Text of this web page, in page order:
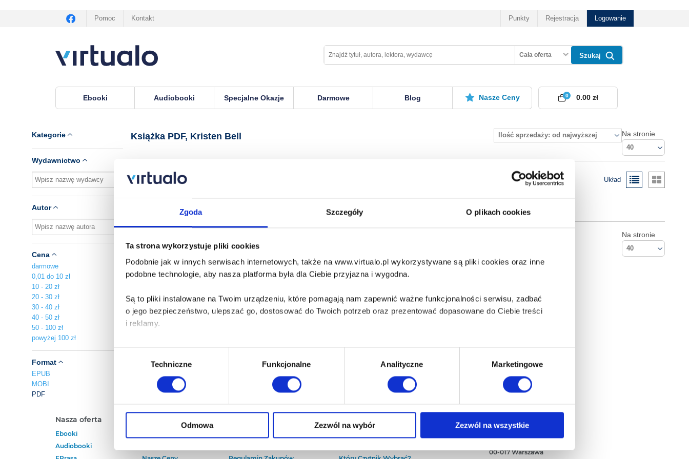
Zgoda Szczegóły O plikach cookies
Ta strona wykorzystuje pliki cookies
Podobnie jak w innych serwisach internetowych, także na www.virtualo.pl wykorzystywane są pliki cookies oraz inne
podobne technologie, aby nasza platforma była dla Ciebie przyjazna i wygodna.
Są to pliki instalowane na Twoim urządzeniu, które pomagają nam zapewnić ważne funkcjonalności serwisu, zadbać
o jego bezpieczeństwo, ulepszać go, dostosować do Twoich potrzeb oraz prezentować dopasowane do Ciebie treści
i reklamy.
Poza plikami, które są nam niezbędne do prawidłowego i bezpiecznego działania serwisu - są także takie, które wymagają
Twojej zgody.
Każda udzielona zgoda poprawi Twoje doświadczenia jeśli jesteś naszym Użytkownikiem.
Wybór
Techniczne Funkcjonalne Analityczne Marketingowe
Odmowa Zezwól na wybór Zezwól na wszystkie
Pomoc Kontakt Punkty Rejestracja Logowanie
Cała oferta Szukaj
Ebooki Audiobooki Specjalne Okazje Darmowe Blog Nasze Ceny 0
0.00 zł
Kategorie
Wydawnictwo
Autor
Cena
darmowe
0,01 do 10 zł
10 - 20 zł
20 - 30 zł
30 - 40 zł
40 - 50 zł
50 - 100 zł
powyżej 100 zł
Format
EPUB
MOBI
PDF
Książka PDF, Kristen Bell Ilość sprzedaży: od najwyższej Na stronie
40
Układ
Na stronie
40
Nasza oferta
Ebooki
Audiobooki
Baza wiedzy
Empik S.A
00-017 Warszawa